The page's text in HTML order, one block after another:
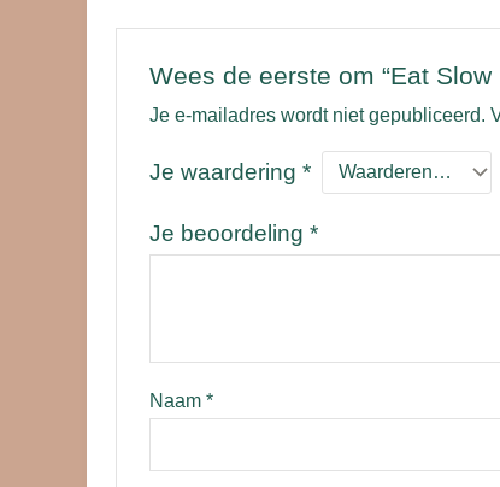
Wees de eerste om “Eat
Je e-mailadres wordt niet gepubliceerd.
Je waardering *
Je beoordeling *
Naam *